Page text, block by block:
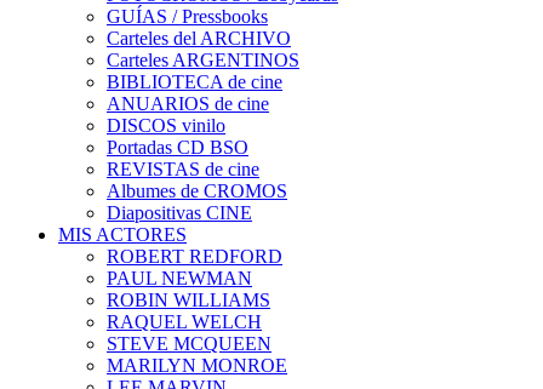
GUÍAS / Pressbooks
Carteles del ARCHIVO
Carteles ARGENTINOS
BIBLIOTECA de cine
ANUARIOS de cine
DISCOS vinilo
Portadas CD BSO
REVISTAS de cine
Albumes de CROMOS
Diapositivas CINE
MIS ACTORES
ROBERT REDFORD
PAUL NEWMAN
ROBIN WILLIAMS
RAQUEL WELCH
STEVE MCQUEEN
MARILYN MONROE